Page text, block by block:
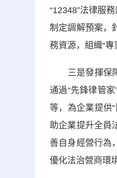
“12348”法律服
制定調解預案，
務資源，組織“
三是發揮保障
通過“先鋒律管
等，為企業提供
助企業提升全員
善自身經營行為
優化法治營商環